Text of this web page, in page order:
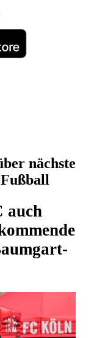
nächste
auch